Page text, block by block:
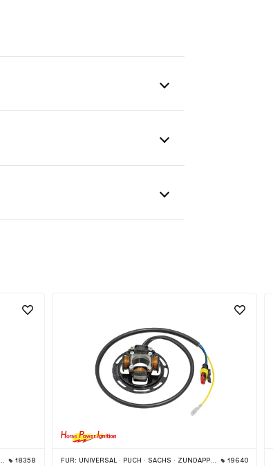
18358 FÜR: UNIVERSAL · PUCH · SACHS · ZÜNDAPP BELMONDO 19640